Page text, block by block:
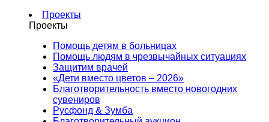
Проекты
Проекты
Помощь детям в больницах
Помощь людям в чрезвычайных ситуациях
Защитим врачей
«Дети вместо цветов – 2026»
Благотворительность вместо новогодних
сувениров
Русфонд & Зумба